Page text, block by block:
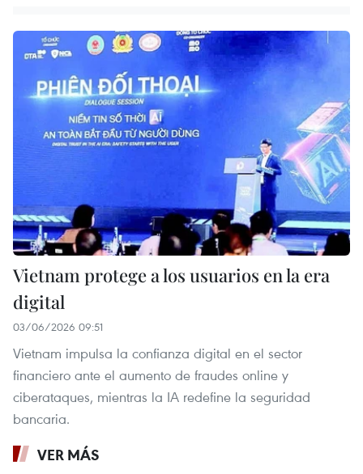
Vietnam protege a los usuarios en la era
digital
03/06/2026 09:51
Vietnam impulsa la confianza digital en el sector
financiero ante el aumento de fraudes online y
ciberataques, mientras la IA redefine la seguridad
bancaria.
VER MÁS